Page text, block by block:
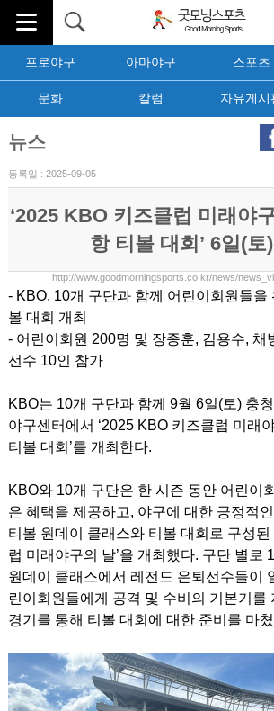
프로야구 아마야구 스포츠
문화 칼럼 자유게시
뉴스
등록일 : 2025-09-05
‘2025 KBO 키즈클럽 미래야
항 티볼 대회’ 6일(토
http://www.goodmorningsports.co.kr/news/
- KBO, 10개 구단과 함께 어린이회원들을
볼 대회 개최
- 어린이회원 200명 및 장종훈, 김용수, 채
선수 10인 참가
KBO는 10개 구단과 함께 9월 6일(토) 충
야구센터에서 ‘2025 KBO 키즈클럽 미래
티볼 대회’를 개최한다.
KBO와 10개 구단은 한 시즌 동안 어린이
은 혜택을 제공하고, 야구에 대한 긍정적
티볼 원데이 클래스와 티볼 대회로 구성된
럽 미래야구의 날’을 개최했다. 구단 별로
원데이 클래스에서 레전드 은퇴선수들이
린이회원들에게 공격 및 수비의 기본기를
경기를 통해 티볼 대회에 대한 준비를 마